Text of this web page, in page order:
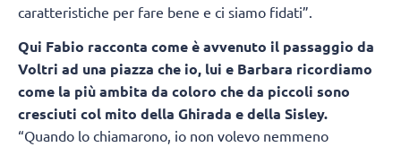
caratteristiche per fare bene e ci siamo fidati”.
Qui Fabio racconta come è avvenuto il passaggio da
Voltri ad una piazza che io, lui e Barbara ricordiamo
come la più ambita da coloro che da piccoli sono
cresciuti col mito della Ghirada e della Sisley.
“Quando lo chiamarono, io non volevo nemmeno